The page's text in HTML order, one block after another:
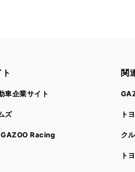
車企業サイト
ズ
Racing
関
ト
ク
ト